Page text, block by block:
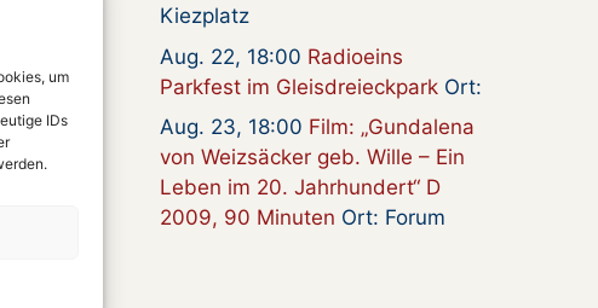
um
IDs
Kiezplatz
Aug. 22, 18:00 Radioeins
Parkfest im Gleisdreieckpark Ort:
Aug. 23, 18:00 Film: „Gundalena
von Weizsäcker geb. Wille – Ein
Leben im 20. Jahrhundert“ D
2009, 90 Minuten Ort: Forum